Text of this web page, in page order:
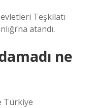
Teşkilatı
atandı.
ne
Türkiye